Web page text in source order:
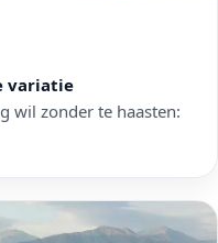
variatie
wil zonder te haasten: